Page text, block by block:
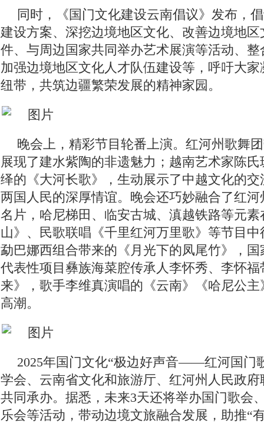
同时，《国门文化建设云南倡议》发布，
建设方案、深挖边境地区文化、改善边境地
件、与周边国家共同举办艺术展演等活动、
加强边境地区文化人才队伍建设等，呼吁大
纽带，共筑边疆繁荣发展的精神家园。
晚会上，精彩节目轮番上演。红河州歌舞
展现了建水紫陶的非遗魅力；越南艺术家陈
绎的《大河长歌》，生动展示了中越文化的
两国人民的深厚情谊。晚会还巧妙融合了红河
名片，哈尼梯田、临安古城、滇越铁路等元
山》、民歌联唱《千里红河万里歌》等节目
勐巴娜西组合带来的《月光下的凤尾竹》，
代表性项目彝族海菜腔传承人李怀秀、李怀
来》，歌手李维真演唱的《云南》《哈尼公
高潮。
2025年国门文化“极边好声音——红河国门
学会、云南省文化和旅游厅、红河州人民政
共同承办。据悉，未来3天还将举办国门歌会
乐会等活动，带动边境文旅融合发展，助推“